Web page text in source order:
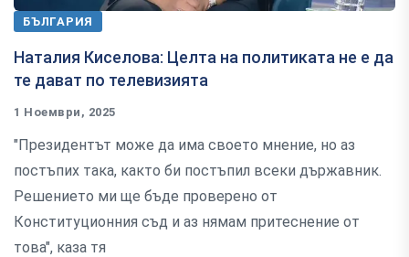
БЪЛГАРИЯ
Наталия Киселова: Целта на политиката не е да
те дават по телевизията
1 Ноември, 2025
"Президентът може да има своето мнение, но аз
постъпих така, както би постъпил всеки държавник.
Решението ми ще бъде проверено от
Конституционния съд и аз нямам притеснение от
това", каза тя